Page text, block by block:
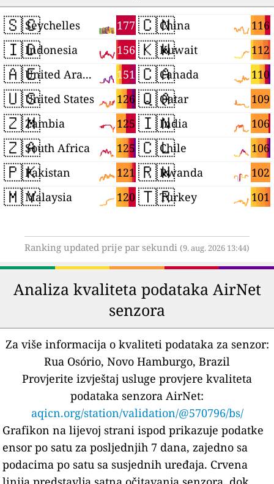
🇸🇨 177
Seychelles
🇮🇩 156
Indonesia
🇦🇪 151
United Arab Emirates
🇺🇸 126
United States
🇿🇲 125
Zambia
🇿🇦 125
South Africa
🇵🇰 121
Pakistan
🇲🇾 120
Malaysia
🇨🇳 116
China
🇰🇼 112
Kuwait
🇨🇦 110
Canada
🇶🇦 109
Qatar
🇮🇳 106
India
🇨🇱 106
Chile
🇷🇼 102
Rwanda
🇹🇷 101
Turkey
Ranking updated prije par sekundi (9. aug. 2026 13:44)
Analiza kvaliteta podataka AirNet
senzora
Za više informacija o kvaliteti podataka za senzor:
Rua Osório, Novo Hamburgo, Brazil
Provjerite izvještaj usluge provjere kvaliteta
podataka senzora AirNet:
aqicn.org/station/validation/@570796/bs/
Grafikon na lijevoj strani ispod prikazuje podatke
ensor po satu za posljednjih 7 dana, zajedno sa
podacima po satu sa susjednih uređaja. Crvena